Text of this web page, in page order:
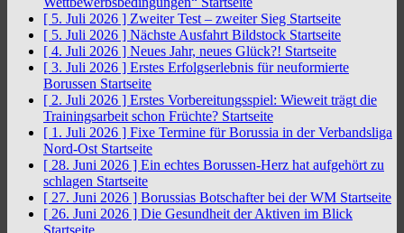
[ 5. Juli 2026 ] Zweiter Test – zweiter Sieg Startseite
[ 5. Juli 2026 ] Nächste Ausfahrt Bildstock Startseite
[ 4. Juli 2026 ] Neues Jahr, neues Glück?! Startseite
[ 3. Juli 2026 ] Erstes Erfolgserlebnis für neuformierte
Borussen Startseite
[ 2. Juli 2026 ] Erstes Vorbereitungsspiel: Wieweit trägt die
Trainingsarbeit schon Früchte? Startseite
[ 1. Juli 2026 ] Fixe Termine für Borussia in der Verbandsliga
Nord-Ost Startseite
[ 28. Juni 2026 ] Ein echtes Borussen-Herz hat aufgehört zu
schlagen Startseite
[ 27. Juni 2026 ] Borussias Botschafter bei der WM Startseite
[ 26. Juni 2026 ] Die Gesundheit der Aktiven im Blick
Startseite